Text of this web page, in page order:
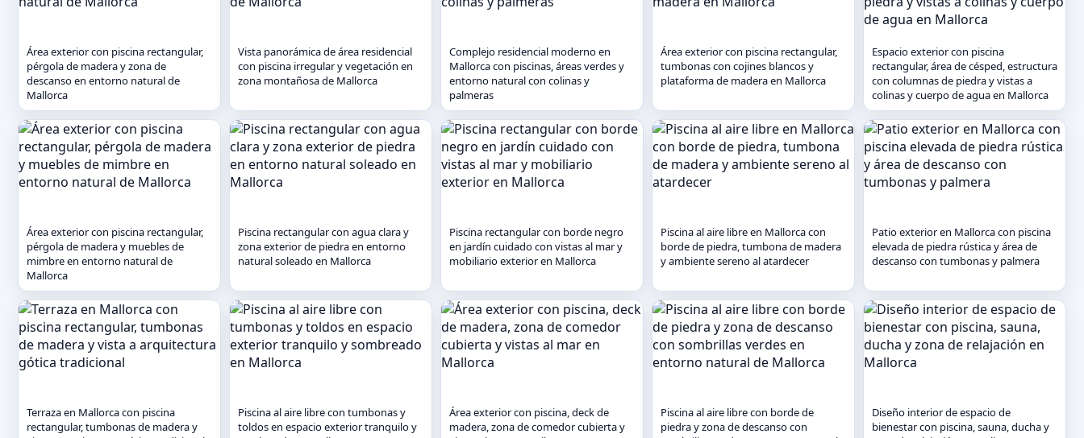
Área exterior con piscina rectangular,
pérgola de madera y zona de
descanso en entorno natural de
Mallorca
Vista panorámica de área residencial
con piscina irregular y vegetación en
zona montañosa de Mallorca
Complejo residencial moderno en
Mallorca con piscinas, áreas verdes y
entorno natural con colinas y
palmeras
Área exterior con piscina rectangular,
tumbonas con cojines blancos y
plataforma de madera en Mallorca
Espacio exterior con piscina
rectangular, área de césped, estructura
con columnas de piedra y vistas a
colinas y cuerpo de agua en Mallorca
Área exterior con piscina rectangular,
pérgola de madera y muebles de
mimbre en entorno natural de
Mallorca
Piscina rectangular con agua clara y
zona exterior de piedra en entorno
natural soleado en Mallorca
Piscina rectangular con borde negro
en jardín cuidado con vistas al mar y
mobiliario exterior en Mallorca
Piscina al aire libre en Mallorca con
borde de piedra, tumbona de madera
y ambiente sereno al atardecer
Patio exterior en Mallorca con piscina
elevada de piedra rústica y área de
descanso con tumbonas y palmera
Terraza en Mallorca con piscina
rectangular, tumbonas de madera y
Piscina al aire libre con tumbonas y
toldos en espacio exterior tranquilo y
Área exterior con piscina, deck de
madera, zona de comedor cubierta y
Piscina al aire libre con borde de
piedra y zona de descanso con
Diseño interior de espacio de
bienestar con piscina, sauna, ducha y